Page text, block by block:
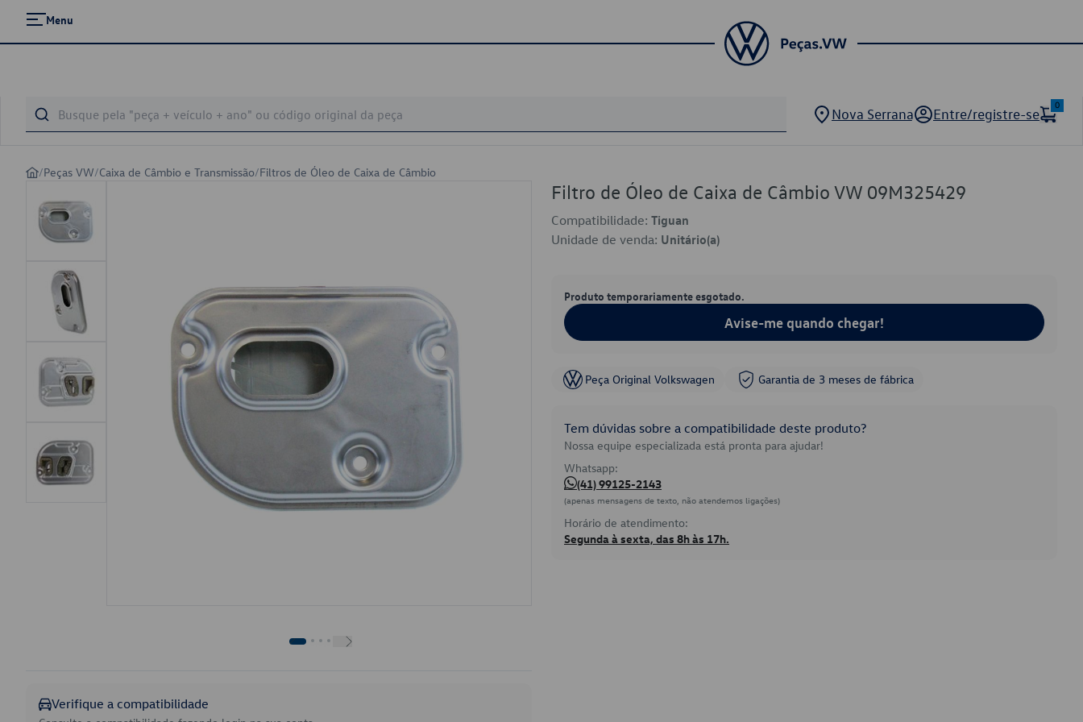
Menu
Nova Serrana Entre/registre-se
0
/Peças VW/Caixa de Câmbio e Transmissão/Filtros de Óleo de Caixa de Câmbio
Verifique a compatibilidade
Filtro de Óleo de Caixa de Câmbio VW 09M325429
Compatibilidade: Tiguan
Unidade de venda: Unitário(a)
Produto temporariamente esgotado.
Avise-me quando chegar!
Peça Original Volkswagen Garantia de 3 meses de fábrica
Tem dúvidas sobre a compatibilidade deste produto?
Nossa equipe especializada está pronta para ajudar!
Whatsapp:
(41) 99125-2143
(apenas mensagens de texto, não atendemos ligações)
Horário de atendimento:
Segunda à sexta, das 8h às 17h.